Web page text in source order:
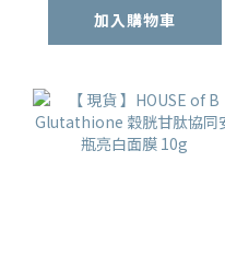
加入購物車